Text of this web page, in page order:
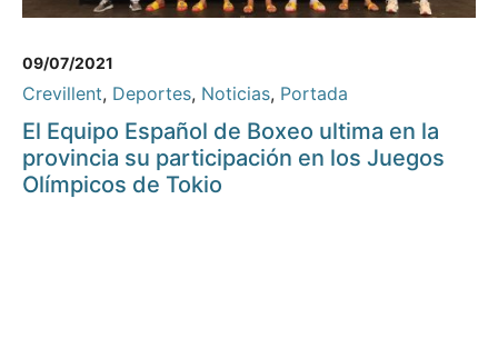
09/07/2021
Crevillent, Deportes, Noticias, Portada
El Equipo Español de Boxeo ultima en la
provincia su participación en los Juegos
Olímpicos de Tokio